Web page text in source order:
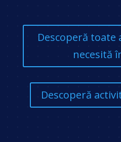
Descoperă toate
necesită
Descoperă